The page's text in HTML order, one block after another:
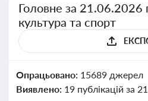
Головне за 21.06.2026
культура та спорт
Опрацьовано: 15689 джерел
Виявлено: 19 публікацій за